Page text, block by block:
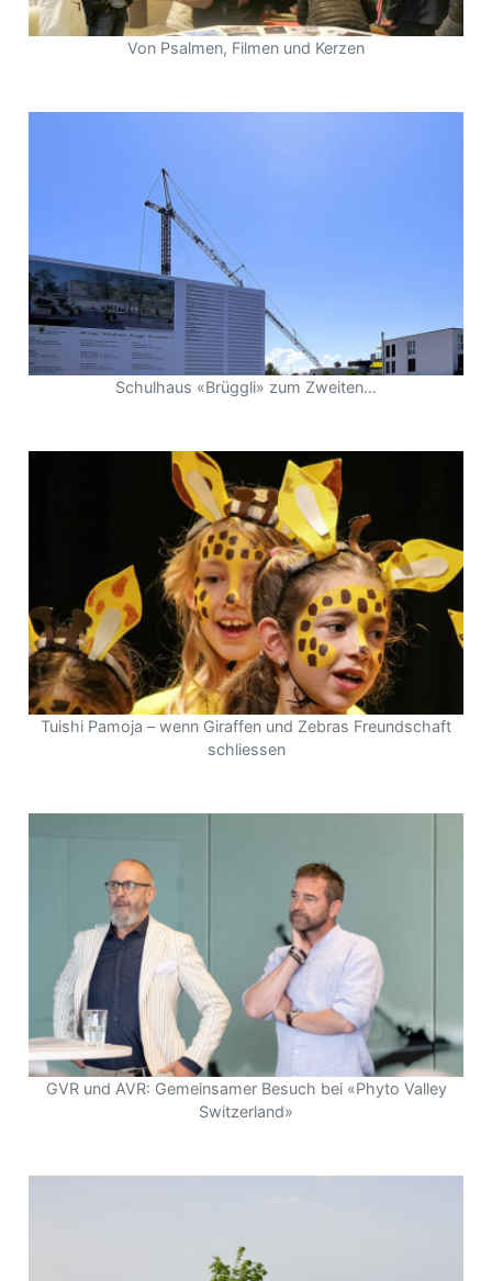
Von Psalmen, Filmen und Kerzen
Schulhaus «Brüggli» zum Zweiten…
Tuishi Pamoja – wenn Giraffen und Zebras Freundschaft
schliessen
GVR und AVR: Gemeinsamer Besuch bei «Phyto Valley
Switzerland»